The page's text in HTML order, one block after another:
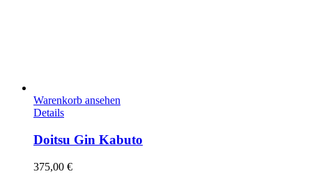
Warenkorb ansehen
Details
Doitsu Gin Kabuto
375,00 €